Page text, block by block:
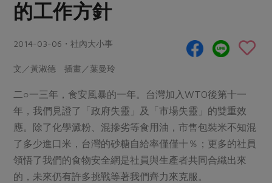
畜產肉類
調理食材・點心
調味醬料/南北貨 烘焙
休閒零嘴 沖泡飲品
保健食品
居家好物
醬料
湯品．鍋物
漬物
涼拌沙拉
飲品
合作25-經典快閃最後一週
合作25-精選產品第四彈
合作25-精選產品第三彈
議題活動
主婦聯盟X樂齡網特約優惠案
30%rPET紅烏龍茶
廚房瑜伽
關注議題
減硝酸鹽
非基改運動 支持本土農糧
廢核運動 能源議題
減添加物 減塑減廢
公益金 食農教育
更多議題
產品檢驗
自主把關
硝酸鹽檢驗
社員權益
合作社法規
的工作方針
2014-03-06・社內大小事
文／黃淑德 插畫／葉曼玲
二○一三年，食安風暴的一年。台灣加入WTO後第十一
年，我們見證了「政府失靈」及「市場失靈」的雙重效
應。除了化學澱粉、混摻劣等食用油，市售包裝米不知混
了多少進口米，台灣的砂糖自給率僅僅十％；更多的社員
領悟了我們的食物安全網是社員與生產者共同合織出來
的，未來仍有許多挑戰等著我們齊力來克服。